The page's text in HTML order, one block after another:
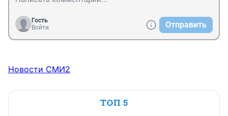
Гость
Войти
Отправить
Новости СМИ2
ТОП 5